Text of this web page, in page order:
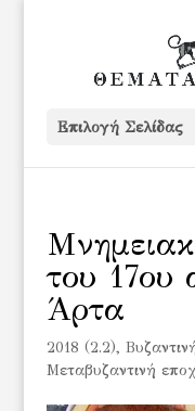
Επιλογή Σελίδας
του 17ου
Άρτα
2018 (2.2),
Μεταβυζαντινή